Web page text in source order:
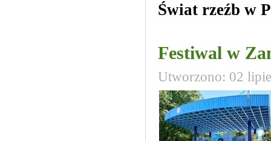
Świat rzeźb w
Festiwal w
Utworzono: 02